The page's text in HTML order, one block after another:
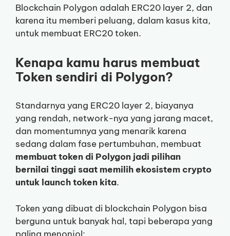
Blockchain Polygon adalah ERC20 layer 2, dan
karena itu memberi peluang, dalam kasus kita,
untuk membuat ERC20 token.
Kenapa kamu harus membuat
Token sendiri di Polygon?
Standarnya yang ERC20 layer 2, biayanya
yang rendah, network-nya yang jarang macet,
dan momentumnya yang menarik karena
sedang dalam fase pertumbuhan, membuat
membuat token di Polygon jadi pilihan
bernilai tinggi saat memilih ekosistem crypto
untuk launch token kita.
Token yang dibuat di blockchain Polygon bisa
berguna untuk banyak hal, tapi beberapa yang
paling menonjol: